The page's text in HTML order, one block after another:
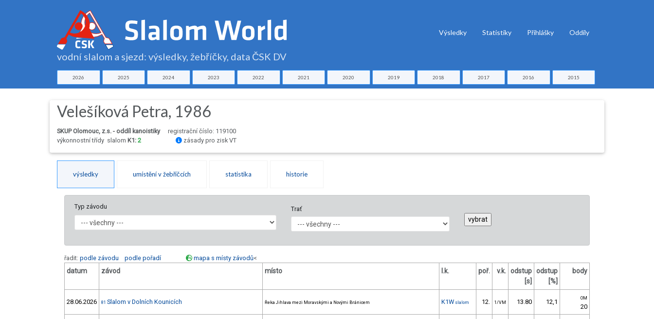
vodní slalom a sjezd: výsledky, žebříčky, data ČSK DV
Výsledky Statistiky Přihlášky Oddíly
2026 2025 2024 2023 2022 2021 2020 2019 2018 2017 2016 2015
Velešíková Petra, 1986
SKUP Olomouc, z.s. - oddíl kanoistiky
registrační číslo: 119100
výkonnostní třídy slalom K1: 2 zásady pro zisk VT
výsledky umístění v žebříčcích statistika historie
Typ závodu Trať
řadit: podle závodu podle pořadí mapa s místy závodů<
datum závod místo l.k. poř. v.k. odstup
[s]
odstup
[%]
body
28.06.2026 81 Slalom v Dolních Kounicích Řeka Jihlava mezi Moravskými a Novými Bránicem K1W slalom 12. 1/VM 13.80 12,1 OM
20